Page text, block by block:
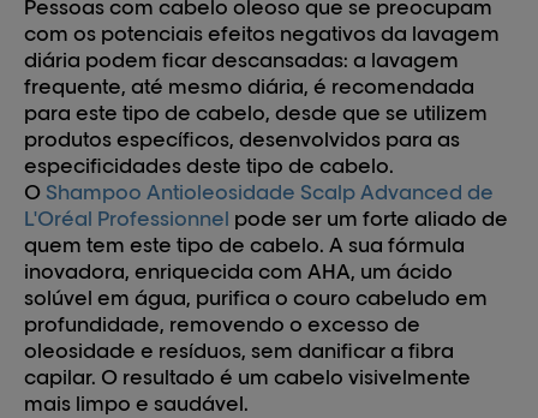
Pessoas com cabelo oleoso que se preocupam
com os potenciais efeitos negativos da lavagem
diária podem ficar descansadas: a lavagem
frequente, até mesmo diária, é recomendada
para este tipo de cabelo, desde que se utilizem
produtos específicos, desenvolvidos para as
especificidades deste tipo de cabelo.
O Shampoo Antioleosidade Scalp Advanced de
L'Oréal Professionnel pode ser um forte aliado de
quem tem este tipo de cabelo. A sua fórmula
inovadora, enriquecida com AHA, um ácido
solúvel em água, purifica o couro cabeludo em
profundidade, removendo o excesso de
oleosidade e resíduos, sem danificar a fibra
capilar. O resultado é um cabelo visivelmente
mais limpo e saudável.